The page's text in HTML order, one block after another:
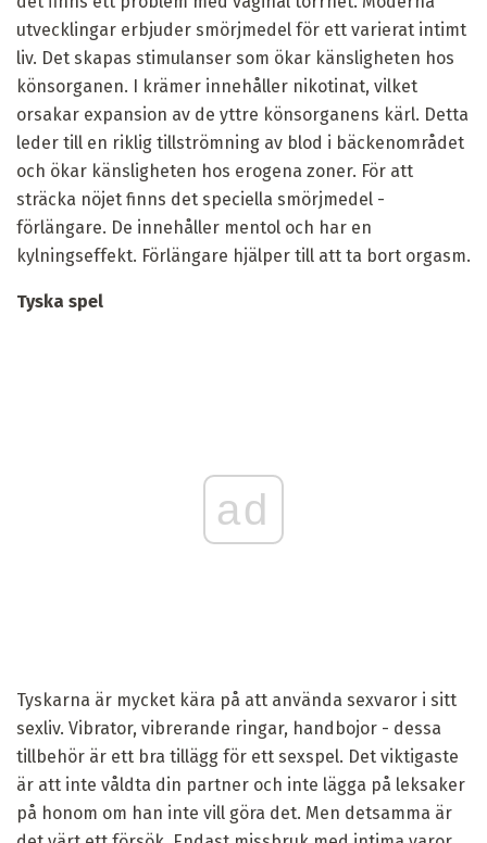
utvecklingar erbjuder smörjmedel för ett varierat intimt
liv. Det skapas stimulanser som ökar känsligheten hos
könsorganen. I krämer innehåller nikotinat, vilket
orsakar expansion av de yttre könsorganens kärl. Detta
leder till en riklig tillströmning av blod i bäckenområdet
och ökar känsligheten hos erogena zoner. För att
sträcka nöjet finns det speciella smörjmedel -
förlängare. De innehåller mentol och har en
kylningseffekt. Förlängare hjälper till att ta bort orgasm.
Tyska spel
ad
Tyskarna är mycket kära på att använda sexvaror i sitt
sexliv. Vibrator, vibrerande ringar, handbojor - dessa
tillbehör är ett bra tillägg för ett sexspel. Det viktigaste
är att inte våldta din partner och inte lägga på leksaker
på honom om han inte vill göra det. Men detsamma är